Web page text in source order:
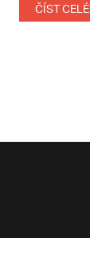
ČÍST CELÉ